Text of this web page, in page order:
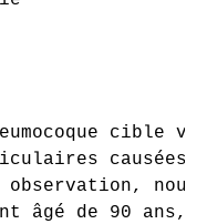
cible
causées
âgé de 90